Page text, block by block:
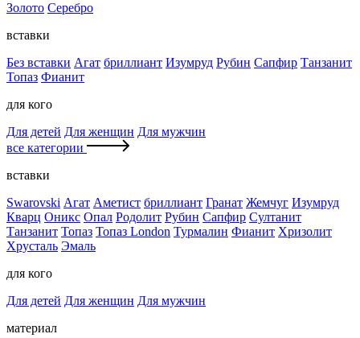
Золото Серебро
вставки
Без вставки Агат бриллиант Изумруд Рубин Сапфир Танзанит
Топаз Фианит
для кого
Для детей Для женщин Для мужчин
все категории
вставки
Swarovski Агат Аметист бриллиант Гранат Жемчуг Изумруд
Кварц Оникс Опал Родолит Рубин Сапфир Султанит
Танзанит Топаз Топаз London Турмалин Фианит Хризолит
Хрусталь Эмаль
для кого
Для детей Для женщин Для мужчин
материал